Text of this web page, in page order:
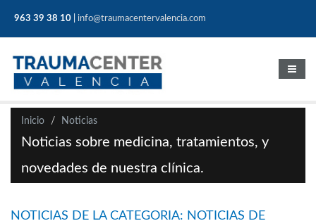
963 39 38 10 info@traumacentervalencia.com
Inicio Noticias
Noticias sobre medicina, tratamientos, y
novedades de nuestra clínica.
NOTICIAS DE LA CATEGORIA: NOTICIAS DE